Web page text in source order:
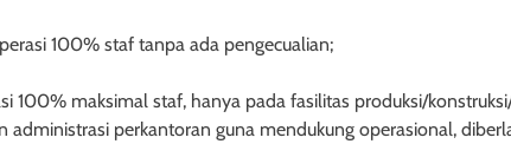
100% staf tanpa ada pengecualian;
100% maksimal staf, hanya pada fasilitas produksi/
administrasi perkantoran guna mendukung operasional,